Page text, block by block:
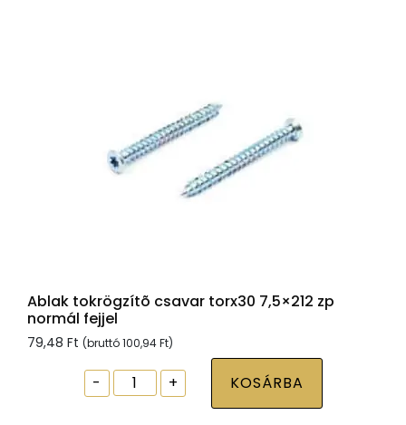
Ablak tokrögzítõ csavar torx30 7,5×212 zp
normál fejjel
79,48 Ft (bruttó100,94Ft)
-
Ablak
tokrögzítõ
+ KOSÁRBA